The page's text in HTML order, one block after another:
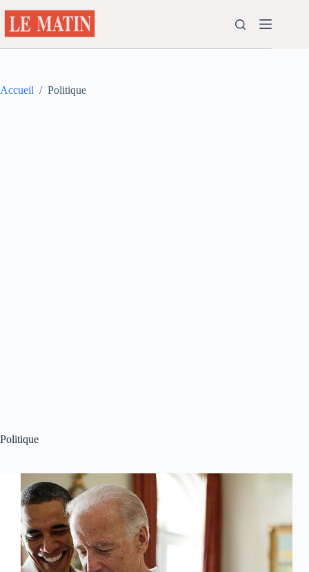
au
contenu
Accueil / Politique
Politique